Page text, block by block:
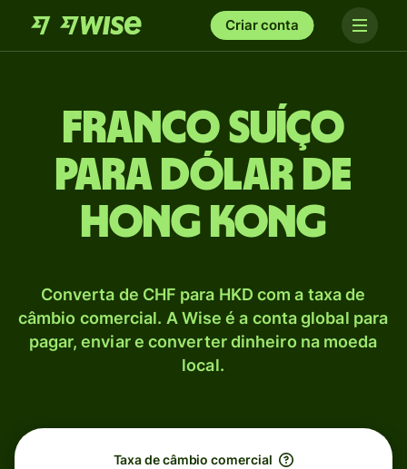
Criar conta
Franco suíço
para Dólar de
Hong Kong
Converta de CHF para HKD com a taxa de
câmbio comercial. A Wise é a conta global para
pagar, enviar e converter dinheiro na moeda
local.
Taxa de câmbio comercial